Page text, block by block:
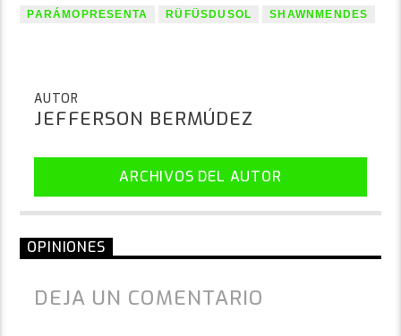
PARÁMOPRESENTA RÜFÜSDUSOL SHAWNMENDES
AUTOR
JEFFERSON BERMÚDEZ
ARCHIVOS DEL AUTOR
OPINIONES
DEJA UN COMENTARIO